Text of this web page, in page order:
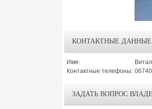
КОНТАКТНЫЕ ДАННЫЕ
Имя:
Контактные телефоны:
ЗАДАТЬ ВОПРОС